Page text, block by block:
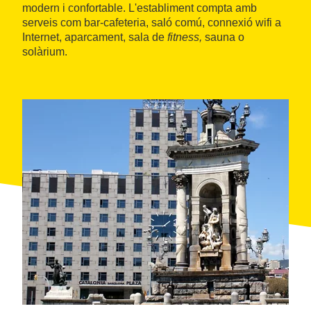
modern i confortable. L'establiment compta amb
serveis com bar-cafeteria, saló comú, connexió wifi a
Internet, aparcament, sala de fitness, sauna o
solàrium.